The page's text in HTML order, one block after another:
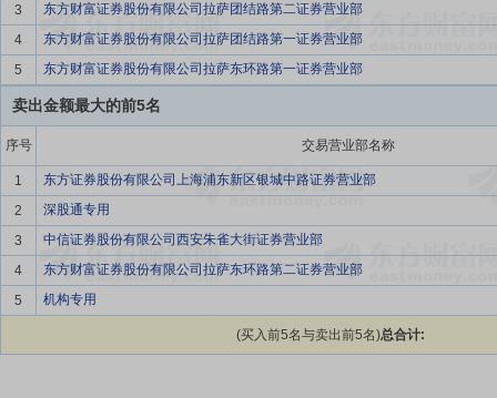
3
东方财富证券股份有限公司拉萨团结路第二证券营业部
4
东方财富证券股份有限公司拉萨团结路第一证券营业部
5
东方财富证券股份有限公司拉萨东环路第一证券营业部
卖出金额最大的前5名
序号 交易营业部名称
1
东方证券股份有限公司上海浦东新区银城中路证券营业部
2
深股通专用
3
中信证券股份有限公司西安朱雀大街证券营业部
4
东方财富证券股份有限公司拉萨东环路第二证券营业部
5
机构专用
(买入前5名与卖出前5名)总合计: